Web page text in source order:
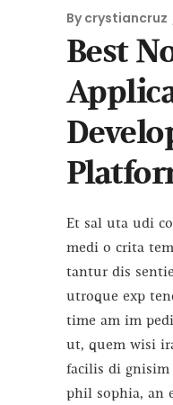
By crystiancruz
Best
Et sal uta udi
medi o crita
tantur dis
utroque exp
time am im
ut, quem wisi
facilis di gnisim
phil sophia, an